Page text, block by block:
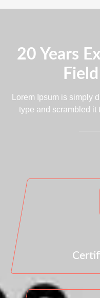
20 Years
Lorem Ipsum is simply
type and scrambled it